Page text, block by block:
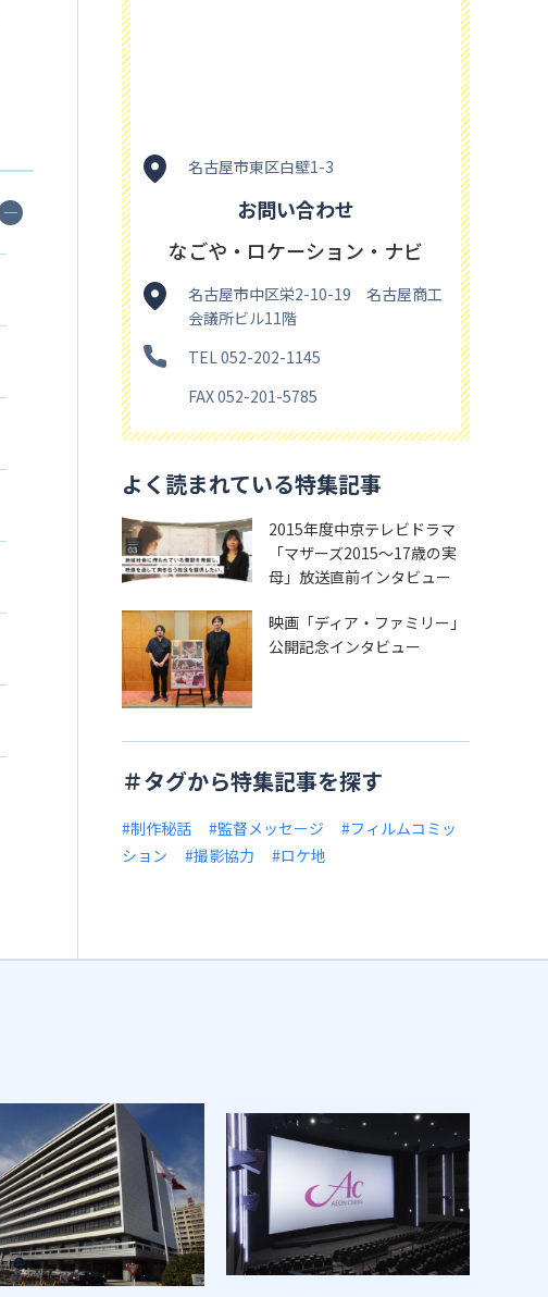
名古屋市東区白壁1-3
お問い合わせ
なごや・ロケーション・ナビ
名古屋市中区栄2-10-19 名古屋商工
会議所ビル11階
TEL 052-202-1145
FAX 052-201-5785
よく読まれている特集記事
2015年度中京テレビドラマ
「マザーズ2015～17歳の実
母」放送直前インタビュー
映画「ディア・ファミリー」
公開記念インタビュー
＃タグから特集記事を探す
#制作秘話 #監督メッセージ
#フィルムコミッ
ション
#撮影協力 #ロケ地